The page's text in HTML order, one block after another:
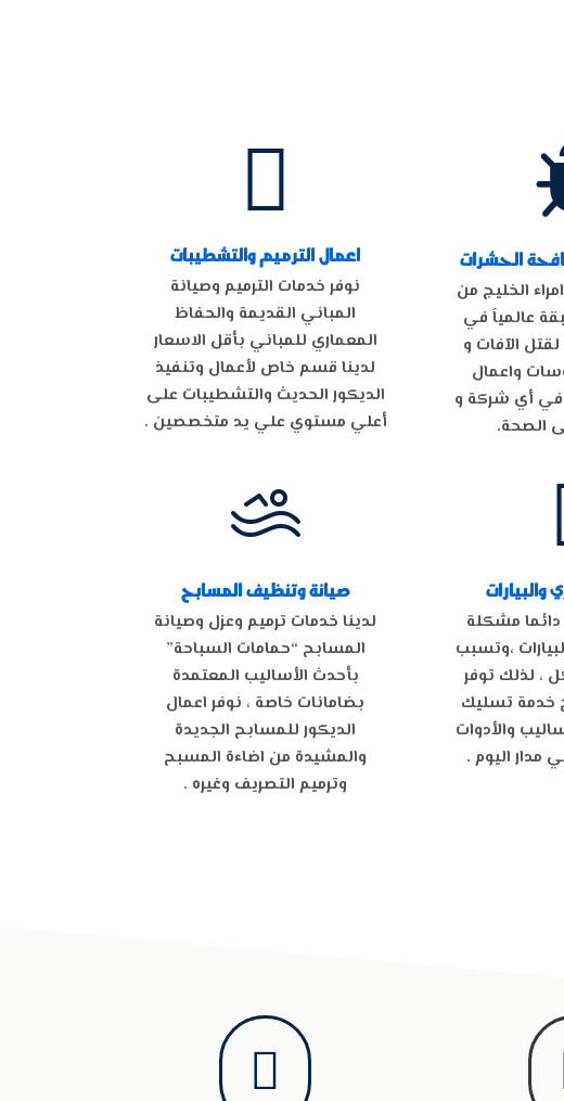
الحشرات
الخليج من
عالمياَ في
الآفات و
واعمال
في أي شركة و
الصحة.
دائما مشكلة
،وتسبب
، لذلك توفر
خدمة تسليك
والأدوات
مدار اليوم .

اعمال الترميم والتشطيبات
نوفر خدمات الترميم وصيانة
المباني القديمة والحفاظ
المعماري للمباني بأقل الاسعار
لدينا قسم خاص لأعمال وتنفيذ
الديكور الحديث والتشطيبات على
أعلي مستوي علي يد متخصصين .

صيانة وتنظيف المسابح
لدينا خدمات ترميم وعزل وصيانة
المسابح “حمامات السباحة”
بأحدث الأساليب المعتمدة
بضامانات خاصة ، نوفر اعمال
الديكور للمسابح الجديدة
والمشيدة من اضاءة المسبح
وترميم التصريف وغيره .
